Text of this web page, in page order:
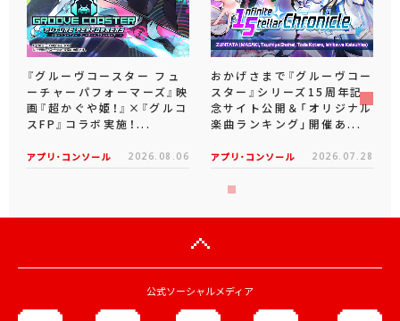
『グルーヴコースター フュ
ーチャーパフォーマーズ』映
画『超かぐや姫！』×『グルコ
スFP』コラボ実施！...
アプリ･コンソール 2026.08.06
おかげさまで『グルーヴコー
スター』シリーズ15周年記
念サイト公開＆「オリジナル
楽曲ランキング」開催あ...
アプリ･コンソール 2026.07.28
公式ソーシャルメディア